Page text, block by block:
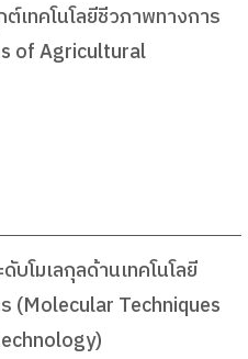
เทคโนโลยีชีวภาพทางการ
of Agricultural
โมเลกุลด้านเทคโนโลยี
(Molecular Techniques